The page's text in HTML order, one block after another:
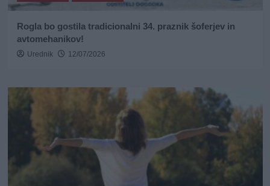
Rogla bo gostila tradicionalni 34. praznik šoferjev in
avtomehanikov!
Urednik 12/07/2026